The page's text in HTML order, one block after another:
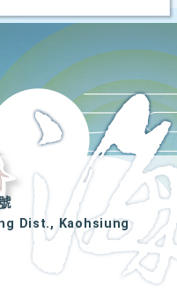
Dist., Kaohsiung